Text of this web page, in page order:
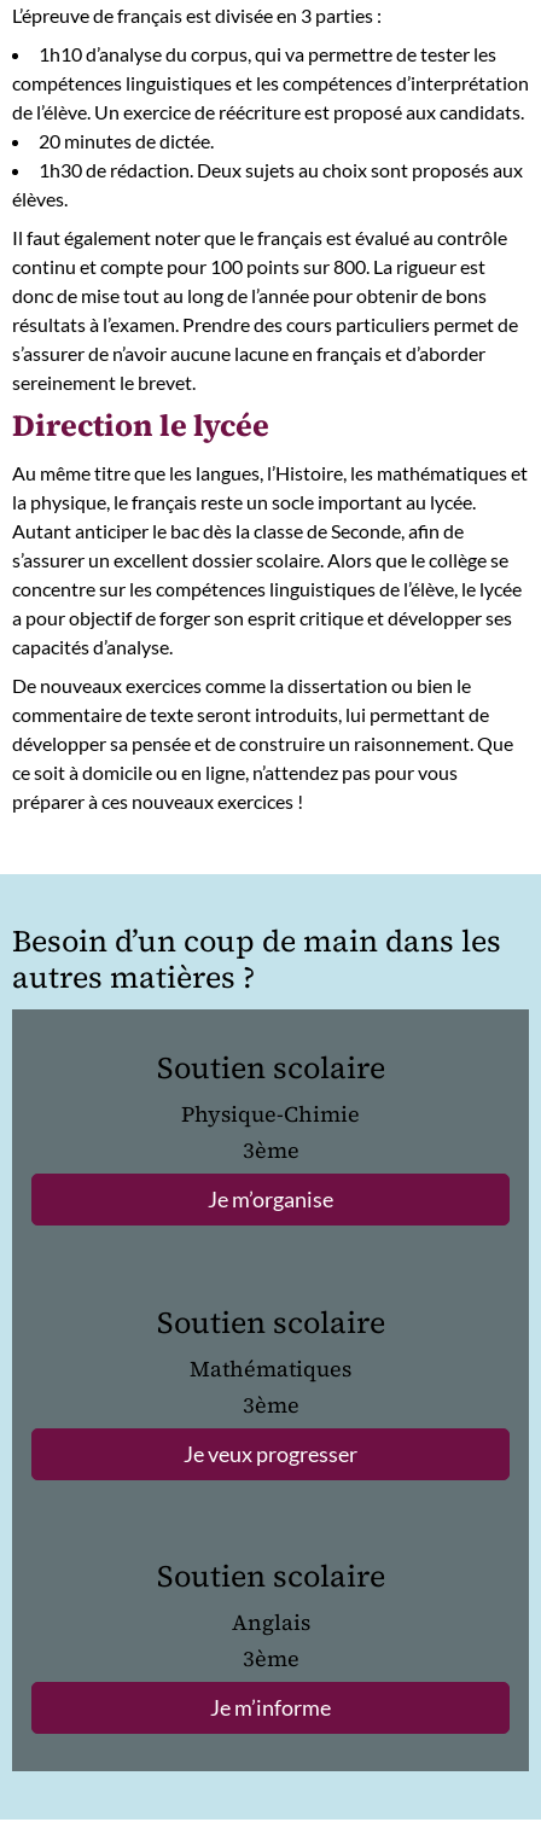
L’épreuve de français est divisée en 3 parties :
1h10 d’analyse du corpus, qui va permettre de tester les
compétences linguistiques et les compétences d’interprétation
de l’élève. Un exercice de réécriture est proposé aux candidats.
20 minutes de dictée.
1h30 de rédaction. Deux sujets au choix sont proposés aux
élèves.
Il faut également noter que le français est évalué au contrôle
continu et compte pour 100 points sur 800. La rigueur est
donc de mise tout au long de l’année pour obtenir de bons
résultats à l’examen. Prendre des cours particuliers permet de
s’assurer de n’avoir aucune lacune en français et d’aborder
sereinement le brevet.
Direction le lycée
Au même titre que les langues, l’Histoire, les mathématiques et
la physique, le français reste un socle important au lycée.
Autant anticiper le bac dès la classe de Seconde, afin de
s’assurer un excellent dossier scolaire. Alors que le collège se
concentre sur les compétences linguistiques de l’élève, le lycée
a pour objectif de forger son esprit critique et développer ses
capacités d’analyse.
De nouveaux exercices comme la dissertation ou bien le
commentaire de texte seront introduits, lui permettant de
développer sa pensée et de construire un raisonnement. Que
ce soit à domicile ou en ligne, n’attendez pas pour vous
préparer à ces nouveaux exercices !
Besoin d’un coup de main dans les
autres matières ?
Soutien scolaire
Physique-Chimie
3ème
Je m’organise
Soutien scolaire
Mathématiques
3ème
Je veux progresser
Soutien scolaire
Anglais
3ème
Je m’informe